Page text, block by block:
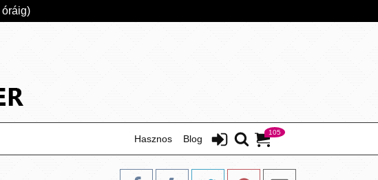
óráig)
105
Blog
Hasznos